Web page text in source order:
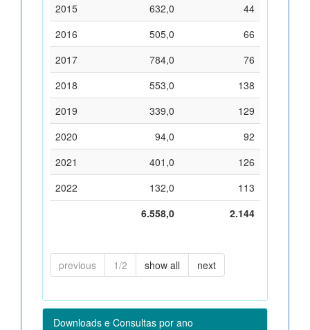
2015
632,0
44
2016
505,0
66
2017
784,0
76
2018
553,0
138
2019
339,0
129
2020
94,0
92
2021
401,0
126
2022
132,0
113
6.558,0
2.144
previous 1/2 show all next
Downloads e Consultas por ano